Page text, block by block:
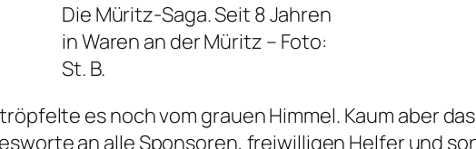
Die Müritz-Saga. Seit 8 Jahren
in Waren an der Müritz – Foto:
St. B.
es noch vom grauen Himmel. Kaum aber das
an alle Sponsoren, freiwilligen Helfer und